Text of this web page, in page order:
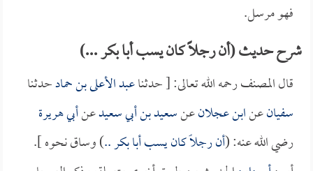
فهو مرسل.
شرح حديث (أن رجلاً كان يسب أبا بكر ...)
قال المصنف رحمه الله تعالى: [ حدثناعبد الأعلى بن حمادحدثنا
سفيانعنابن عجلانعنسعيد بن أبي سعيدعنأبي هريرة
رضي الله عنه: (أن رجلاً كان يسبأبا بكر..) وساق نحوه ].